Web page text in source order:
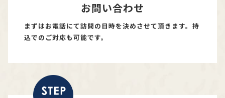
お問い合わせ
まずはお電話にて訪問の日時を決めさせて頂きます。持
込でのご対応も可能です。